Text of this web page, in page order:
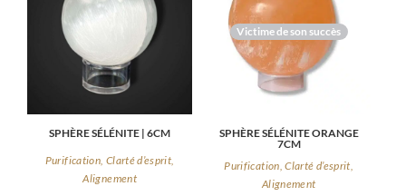
SPHÈRE SÉLÉNITE | 6CM
Purification, Clarté d’esprit,
Alignement
Victime de son succès
SPHÈRE SÉLÉNITE ORANGE
7CM
Purification, Clarté d’esprit,
Alignement